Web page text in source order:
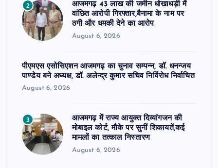
2
आजमगढ़ 43 लाख की जमीन धोखाधड़ी में
वांछित आरोपी गिरफ्तार,बैनामा के नाम पर
ठगी और धमकी देने का आरोप
August 6, 2026
पीएमएस एसोसिएशन आजमगढ़ का चुनाव सम्पन्न, डॉ. धनन्जय
पाण्डेय बने अध्यक्ष, डॉ. अलेन्द्र कुमार सचिव निर्विरोध निर्वाचित
August 6, 2026
3
आजमगढ़ में राज्य आयुक्त दिव्यांगजन की
मोबाइल कोर्ट, मौके पर सुनीं शिकायतें,कई
मामलों का तत्काल निस्तारण
August 6, 2026